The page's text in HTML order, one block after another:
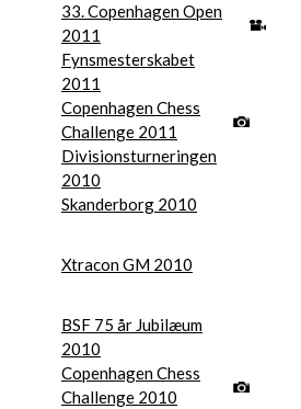
33. Copenhagen Open
2011
Fynsmesterskabet
2011
Copenhagen Chess
Challenge 2011
Divisionsturneringen
2010
Skanderborg 2010
Xtracon GM 2010
BSF 75 år Jubilæum
2010
Copenhagen Chess
Challenge 2010